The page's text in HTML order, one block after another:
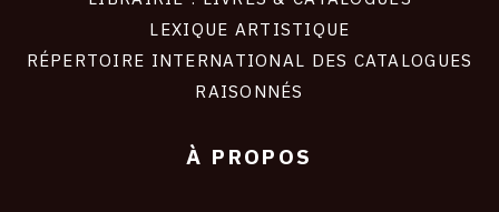
LEXIQUE ARTISTIQUE
RÉPERTOIRE INTERNATIONAL DES CATALOGUES
RAISONNÉS
À PROPOS